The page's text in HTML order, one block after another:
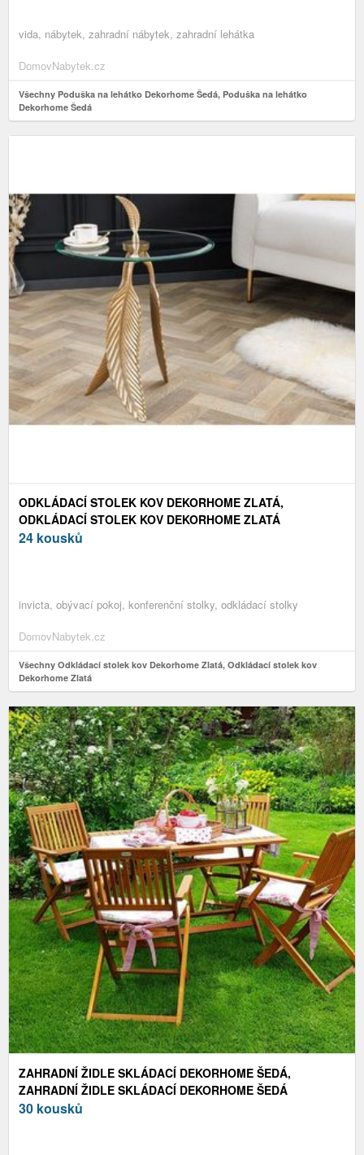
vida, nábytek, zahradní nábytek, zahradní lehátka
DomovNabytek.cz
Všechny Poduška na lehátko Dekorhome Šedá, Poduška na lehátko
Dekorhome Šedá
ODKLÁDACÍ STOLEK KOV DEKORHOME ZLATÁ,
ODKLÁDACÍ STOLEK KOV DEKORHOME ZLATÁ
24 kousků
invicta, obývací pokoj, konferenční stolky, odkládací stolky
DomovNabytek.cz
Všechny Odkládací stolek kov Dekorhome Zlatá, Odkládací stolek kov
Dekorhome Zlatá
ZAHRADNÍ ŽIDLE SKLÁDACÍ DEKORHOME ŠEDÁ,
ZAHRADNÍ ŽIDLE SKLÁDACÍ DEKORHOME ŠEDÁ
30 kousků